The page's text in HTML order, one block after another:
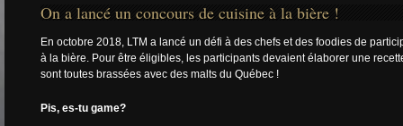
On a lancé un concours de cuisine à la bière !
En octobre 2018, LTM a lancé un défi à des chefs et des foodies de
à la bière. Pour être éligibles, les participants devaient élaborer une
sont toutes brassées avec des malts du Québec !
Pis, es-tu game?